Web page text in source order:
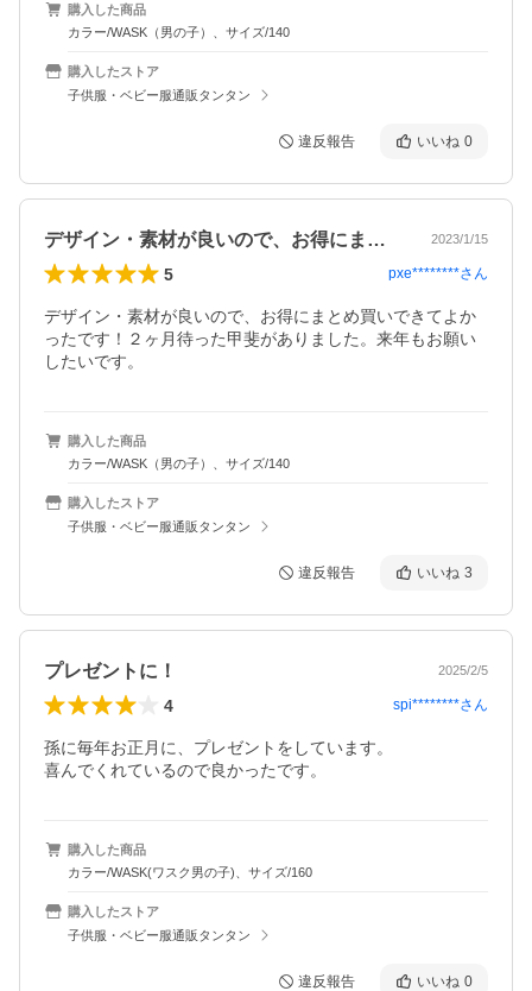
購入した商品
カラー/WASK（男の子）、サイズ/140
購入したストア
子供服・ベビー服通販タンタン
違反報告 いいね 0
デザイン・素材が良いので、お得にまとめ… 2023/1/15
5 pxe********さん
デザイン・素材が良いので、お得にまとめ買いできてよか
ったです！２ヶ月待った甲斐がありました。来年もお願い
したいです。
購入した商品
カラー/WASK（男の子）、サイズ/140
購入したストア
子供服・ベビー服通販タンタン
違反報告 いいね 3
プレゼントに！ 2025/2/5
4 spi********さん
孫に毎年お正月に、プレゼントをしています。
喜んでくれているので良かったです。
購入した商品
カラー/WASK(ワスク男の子)、サイズ/160
購入したストア
子供服・ベビー服通販タンタン
違反報告 いいね 0